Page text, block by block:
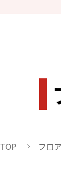
TOP フロ